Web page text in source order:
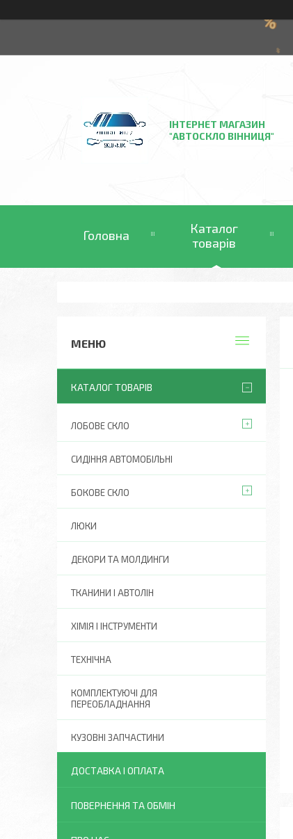
ІНТЕРНЕТ МАГАЗИН
"АВТОСКЛО ВІННИЦЯ"
Головна
Каталог
товарів
КАТАЛОГ ТОВАРІВ
ЛОБОВЕ СКЛО
СИДІННЯ АВТОМОБІЛЬНІ
БОКОВЕ СКЛО
ЛЮКИ
ДЕКОРИ ТА МОЛДИНГИ
ТКАНИНИ І АВТОЛІН
ХІМІЯ І ІНСТРУМЕНТИ
ТЕХНІЧНА
КОМПЛЕКТУЮЧІ ДЛЯ
ПЕРЕОБЛАДНАННЯ
КУЗОВНІ ЗАПЧАСТИНИ
ДОСТАВКА І ОПЛАТА
ПОВЕРНЕННЯ ТА ОБМІН